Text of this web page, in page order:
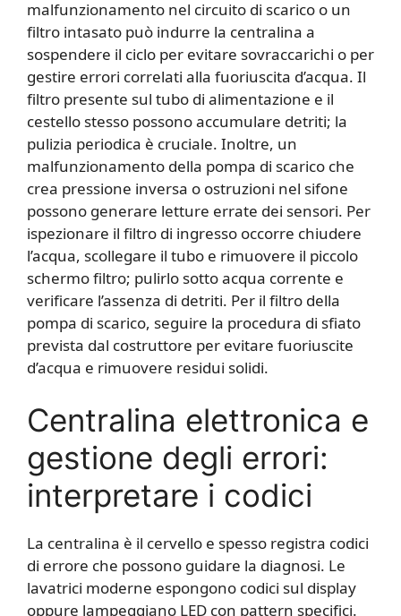
malfunzionamento nel circuito di scarico o un
filtro intasato può indurre la centralina a
sospendere il ciclo per evitare sovraccarichi o per
gestire errori correlati alla fuoriuscita d’acqua. Il
filtro presente sul tubo di alimentazione e il
cestello stesso possono accumulare detriti; la
pulizia periodica è cruciale. Inoltre, un
malfunzionamento della pompa di scarico che
crea pressione inversa o ostruzioni nel sifone
possono generare letture errate dei sensori. Per
ispezionare il filtro di ingresso occorre chiudere
l’acqua, scollegare il tubo e rimuovere il piccolo
schermo filtro; pulirlo sotto acqua corrente e
verificare l’assenza di detriti. Per il filtro della
pompa di scarico, seguire la procedura di sfiato
prevista dal costruttore per evitare fuoriuscite
d’acqua e rimuovere residui solidi.
Centralina elettronica e
gestione degli errori:
interpretare i codici
La centralina è il cervello e spesso registra codici
di errore che possono guidare la diagnosi. Le
lavatrici moderne espongono codici sul display
oppure lampeggiano LED con pattern specifici.